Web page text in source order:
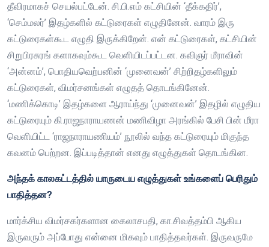
தீவிரமாகச் செயல்பட்டேன். சி.பி.எம் கட்சியின் ‘தீக்கதிர்’,
‘செம்மலர்’ இதழ்களில் கட்டுரைகள் எழுதினேன். வாரம் இரு
கட்டுரைகள்கூட எழுதி இருக்கிறேன். என் கட்டுரைகள், கட்சியின்
சிறுபிரசுரங் களாகவும்கூட வெளியிடப்பட்டன. கவிஞர் மீராவின்
‘அன்னம்’, பொதியவெற்பனின் ‘முனைவன்’ சிற்றிதழ்களிலும்
கட்டுரைகள், விமர்சனங்கள் எழுதத் தொடங்கினேன்.
‘மணிக்கொடி’ இதழ்களை ஆராய்ந்து ‘முனைவன்’ இதழில் எழுதிய
கட்டுரையும் கி.ராஜநாராயணன் மணிவிழா அரங்கில் பேசி பின் மீரா
வெளியிட்ட ‘ராஜநாராயணியம்’ நூலில் வந்த கட்டுரையும் மிகுந்த
கவனம் பெற்றன. இப்படித்தான் எனது எழுத்துகள் தொடங்கின.
அந்தக் காலகட்டத்தில் யாருடைய எழுத்துகள் உங்களைப் பெரிதும்
பாதித்தன?
மார்க்சிய விமர்சகர்களான கைலாசபதி, கா.சிவத்தம்பி ஆகிய
இருவரும் அப்போது என்னை மிகவும் பாதித்தவர்கள். இருவருமே